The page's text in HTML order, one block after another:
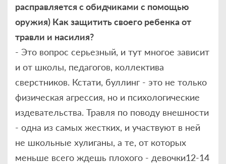
расправляется с обидчиками с помощью
оружия) Как защитить своего ребенка от
травли и насилия?
- Это вопрос серьезный, и тут многое зависит
и от школы, педагогов, коллектива
сверстников. Кстати, буллинг - это не только
физическая агрессия, но и психологические
издевательства. Травля по поводу внешности
- одна из самых жестких, и участвуют в ней
не школьные хулиганы, а те, от которых
меньше всего ждешь плохого - девочки12-14